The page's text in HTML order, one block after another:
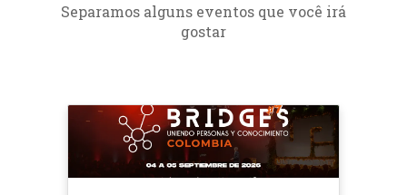
Separamos alguns eventos que você irá
gostar